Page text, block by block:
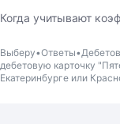
Когда учитывают
Выберу Ответы
дебетовую карточку
Екатеринбурге или